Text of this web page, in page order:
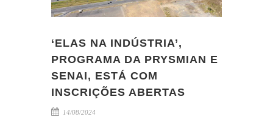
‘ELAS NA INDÚSTRIA’,
PROGRAMA DA PRYSMIAN E
SENAI, ESTÁ COM
INSCRIÇÕES ABERTAS
14/08/2024